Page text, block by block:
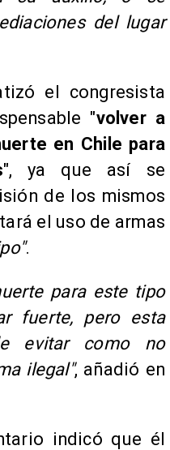
del lugar
el congresista
"volver a
en Chile para
", ya que así se
de los mismos
el uso de armas
.
para este tipo
fuerte, pero esta
evitar como no
ilegal", añadió en
indicó que él